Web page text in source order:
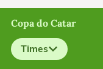
Copa do Catar
Times